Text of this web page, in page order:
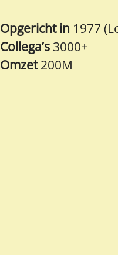
Opgericht in 1977
Collega’s 3000+
Omzet200M